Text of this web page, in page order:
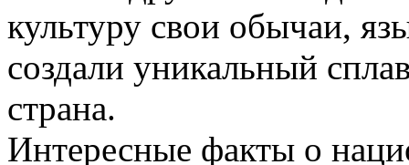
культуру свои обычаи,
создали уникальный
страна.
Интересные факты о